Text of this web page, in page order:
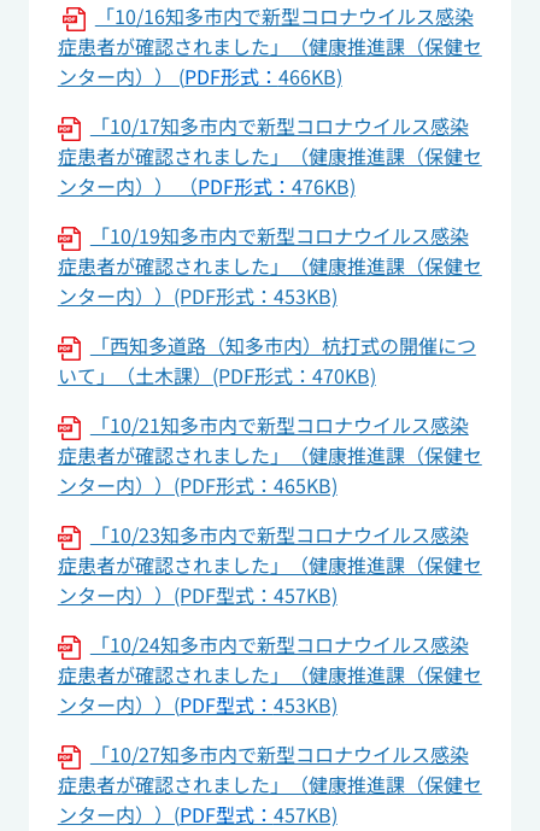
「10/16知多市内で新型コロナウイルス感染
症患者が確認されました」（健康推進課（保健セ
ンター内）） (PDF形式： 466KB)
「10/17知多市内で新型コロナウイルス感染
症患者が確認されました」（健康推進課（保健セ
ンター内）） （PDF形式： 476KB)
「10/19知多市内で新型コロナウイルス感染
症患者が確認されました」（健康推進課（保健セ
ンター内））(PDF形式：453KB)
「西知多道路（知多市内）杭打式の開催につ
いて」（土木課）(PDF形式：470KB)
「10/21知多市内で新型コロナウイルス感染
症患者が確認されました」（健康推進課（保健セ
ンター内））(PDF形式：465KB)
「10/23知多市内で新型コロナウイルス感染
症患者が確認されました」（健康推進課（保健セ
ンター内））(PDF型式：457KB)
「10/24知多市内で新型コロナウイルス感染
症患者が確認されました」（健康推進課（保健セ
ンター内））(PDF型式： 453KB)
「10/27知多市内で新型コロナウイルス感染
症患者が確認されました」（健康推進課（保健セ
ンター内））(PDF型式： 457KB)